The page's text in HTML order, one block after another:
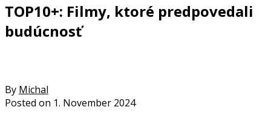
TOP10+: Filmy, ktoré predpovedali
budúcnosť
By Michal
Posted on 1. November 2024